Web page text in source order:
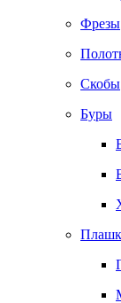
Фрезы
Скобы
Буры